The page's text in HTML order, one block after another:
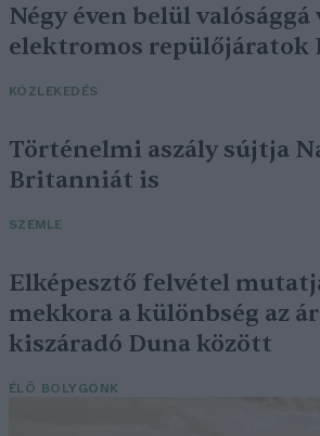
Négy éven belül
elektromos repülőjáratok
KÖZLEKEDÉS
Történelmi aszály sújtja
Britanniát is
SZEMLE
Elképesztő felvétel
mekkora a különbség az
kiszáradó Duna között
ÉLŐ BOLYGÓNK